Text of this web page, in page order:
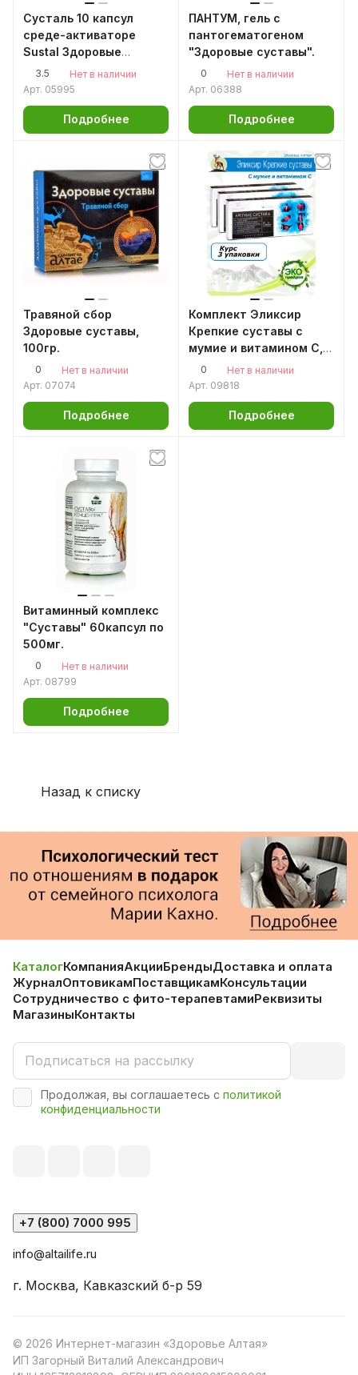
Сусталь 10 капсул
среде-активаторе
Sustal Здоровые
3.5
Нет в наличии
Арт. 05995
Подробнее
ПАНТУМ, гель с
пантогематогеном
"Здоровые суставы".
0
Нет в наличии
Арт. 06388
Подробнее
Травяной сбор
Здоровые суставы,
100гр.
0
Нет в наличии
Арт. 07074
Подробнее
Комплект Эликсир
Крепкие суставы с
мумие и витамином C,
30шт по 10мл
0
Нет в наличии
Арт. 09818
Подробнее
Витаминный комплекс
"Суставы" 60капсул по
500мг.
0
Нет в наличии
Арт. 08799
Подробнее
Назад к списку
КаталогКомпанияАкцииБрендыДоставка и оплата
ЖурналОптовикамПоставщикамКонсультации
Сотрудничество с фито-терапевтамиРеквизиты
МагазиныКонтакты
Продолжая, вы соглашаетесь с политикой
конфиденциальности
+7 (800) 7000 995
info@altailife.ru
г. Москва, Кавказский б-р 59
© 2026 Интернет-магазин «Здоровье Алтая»
ИП Загорный Виталий Александрович